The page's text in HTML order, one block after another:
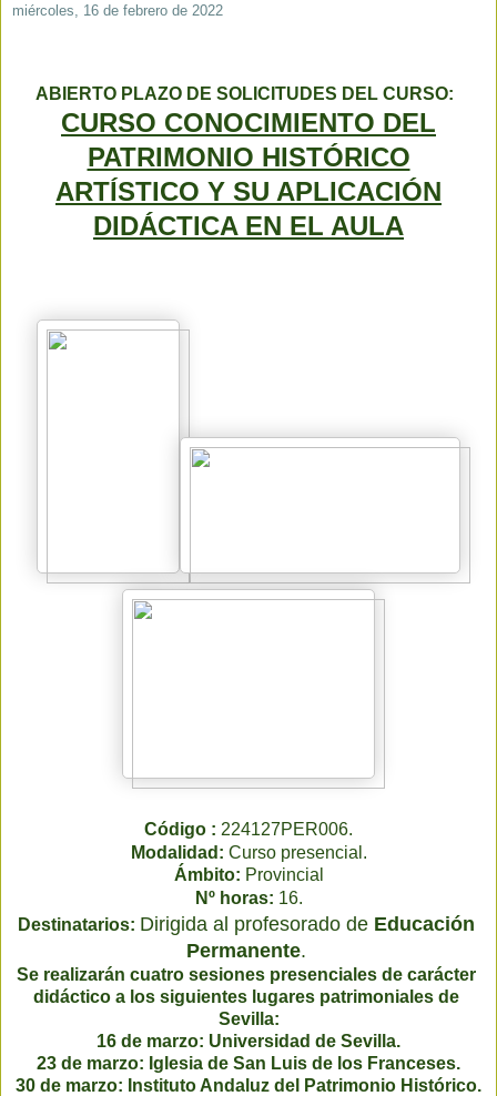
miércoles, 16 de febrero de 2022
ABIERTO PLAZODE SOLICITUDES DEL CURSO:
CURSO CONOCIMIENTO DEL
PATRIMONIO HISTÓRICO
ARTÍSTICO Y SU APLICACIÓN
DIDÁCTICA EN EL AULA
Código : 224127PER006.
Modalidad: Curso presencial.
Ámbito: Provincial
Nº horas: 16.
Destinatarios: Dirigida al profesorado de Educación
Permanente.
Se realizarán cuatro sesiones presenciales de carácter
didáctico a los siguientes lugares patrimoniales de
Sevilla:
16 de marzo: Universidad de Sevilla.
23 de marzo: Iglesia de San Luis de los Franceses.
30 de marzo: Instituto Andaluz del Patrimonio Histórico.